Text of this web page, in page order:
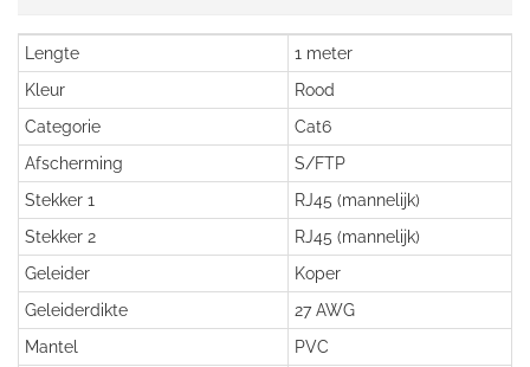
Lengte
1 meter
Kleur
Rood
Categorie
Cat6
Afscherming
S/FTP
Stekker 1
RJ45 (mannelijk)
Stekker 2
RJ45 (mannelijk)
Geleider
Koper
Geleiderdikte
27 AWG
Mantel
PVC